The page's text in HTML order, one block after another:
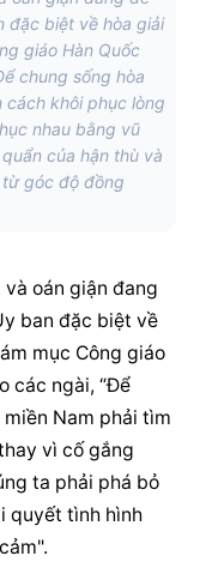
đặc biệt về hòa giải
giáo Hàn Quốc
chung sống hòa
cách khôi phục lòng
nhau bằng vũ
của hận thù và
góc độ đồng
oán giận đang
mục Công giáo
các ngài, “Để
Nam phải tìm
ta phải phá bỏ